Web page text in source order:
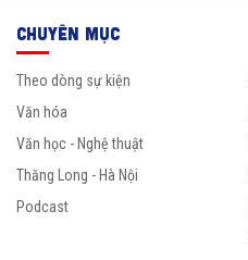
CHUYÊN MỤC
Theo dòng sự kiện
Văn hóa
Văn học - Nghệ thuật
Thăng Long - Hà Nội
Podcast